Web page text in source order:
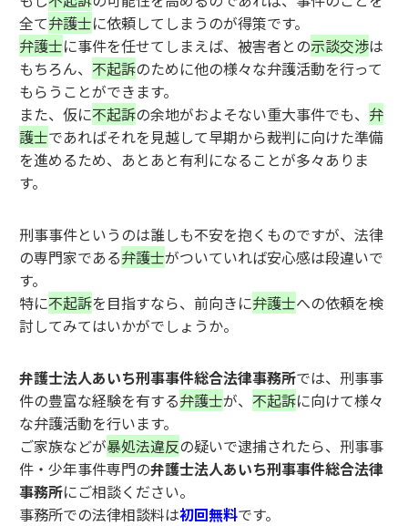
全て弁護士に依頼してしまうのが得策です。
弁護士に事件を任せてしまえば、被害者との示談交渉は
もちろん、 不起訴のために他の様々な弁護活動を行って
もらうことができます。
また、仮に不起訴の余地がおよそない重大事件でも、 弁
護士であればそれを見越して早期から裁判に向けた準備
を進めるため、あとあと有利になることが多々ありま
す。
刑事事件というのは誰しも不安を抱くものですが、法律
の専門家である弁護士がついていれば安心感は段違いで
す。
特に不起訴を目指すなら、前向きに弁護士への依頼を検
討してみてはいかがでしょうか。
弁護士法人あいち刑事事件総合法律事務所では、刑事事
件の豊富な経験を有する弁護士が、 不起訴に向けて様々
な弁護活動を行います。
ご家族などが暴処法違反の疑いで逮捕されたら、刑事事
件・少年事件専門の弁護士法人あいち刑事事件総合法律
事務所にご相談ください。
事務所での法律相談料は初回無料です。